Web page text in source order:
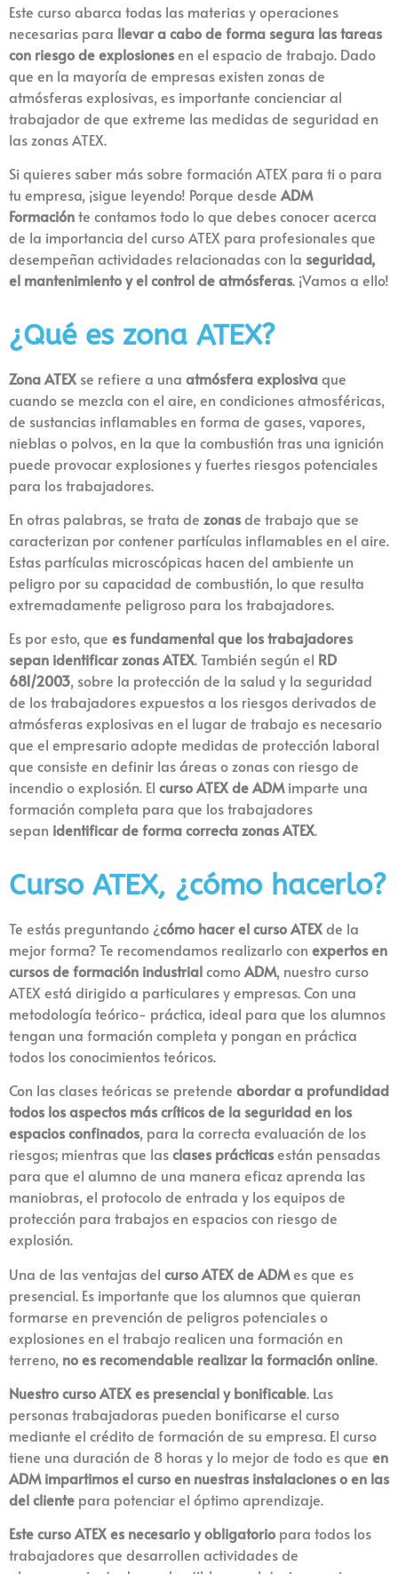
Este curso abarca todas las materias y operaciones
necesarias para llevar a cabo de forma segura las tareas
con riesgo de explosionesen el espacio de trabajo. Dado
que en la mayoría de empresas existen zonas de
atmósferas explosivas, es importante concienciar al
trabajador de que extreme las medidas de seguridad en
las zonas ATEX.
Si quieres saber más sobre formación ATEX para ti o para
tu empresa, ¡sigue leyendo! Porque desde ADM
Formaciónte contamos todo lo que debes conocer acerca
de la importancia del curso ATEX para profesionales que
desempeñan actividades relacionadas con la seguridad,
el mantenimiento y el control de atmósferas. ¡Vamos a ello!
¿Qué es zona ATEX?
Zona ATEX se refiere a una atmósfera explosivaque
cuando se mezcla con el aire, en condiciones atmosféricas,
de sustancias inflamables en forma de gases, vapores,
nieblas o polvos, en la que la combustión tras una ignición
puede provocar explosiones y fuertes riesgos potenciales
para los trabajadores.
En otras palabras, se trata de zonasde trabajo que se
caracterizan por contener partículas inflamables en el aire.
Estas partículas microscópicas hacen del ambiente un
peligro por su capacidad de combustión, lo que resulta
extremadamente peligroso para los trabajadores.
Es por esto, que es fundamental que los trabajadores
sepan identificar zonas ATEX. También según el RD
681/2003, sobre la protección de la salud y la seguridad
de los trabajadores expuestos a los riesgos derivados de
atmósferas explosivas en el lugar de trabajo es necesario
que el empresario adopte medidas de protección laboral
que consiste en definir las áreas o zonas con riesgo de
incendio o explosión. El curso ATEX de ADMimparte una
formación completa para que los trabajadores
sepan identificar de forma correcta zonas ATEX.
Curso ATEX, ¿cómo hacerlo?
Te estás preguntando ¿cómo hacer el curso ATEXde la
mejor forma? Te recomendamos realizarlo con expertos en
cursos de formación industrialcomoADM, nuestro curso
ATEX está dirigido a particulares y empresas. Con una
metodología teórico- práctica, ideal para que los alumnos
tengan una formación completa y pongan en práctica
todos los conocimientos teóricos.
Con las clases teóricas se pretende abordar a profundidad
todos los aspectos más críticos de la seguridad en los
espacios confinados, para la correcta evaluación de los
riesgos; mientras que lasclases prácticasestán pensadas
para que el alumno de una manera eficaz aprenda las
maniobras, el protocolo de entrada y los equipos de
protección para trabajos en espacios con riesgo de
explosión.
Una de las ventajas del curso ATEX de ADMes que es
presencial. Es importante que los alumnos que quieran
formarse en prevención de peligros potenciales o
explosiones en el trabajo realicen una formación en
terreno, no es recomendable realizar la formación online.
Nuestro curso ATEX es presencial y bonificable. Las
personas trabajadoras pueden bonificarse el curso
mediante el crédito de formación de su empresa. El curso
tiene una duración de 8 horas y lo mejor de todo es que en
ADM impartimos el curso en nuestras instalaciones o en las
del cliente para potenciar el óptimo aprendizaje.
Este curso ATEX es necesario y obligatorio para todos los
trabajadores que desarrollen actividades de